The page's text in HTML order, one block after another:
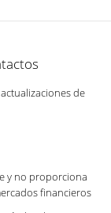
de
y no proporciona
financieros